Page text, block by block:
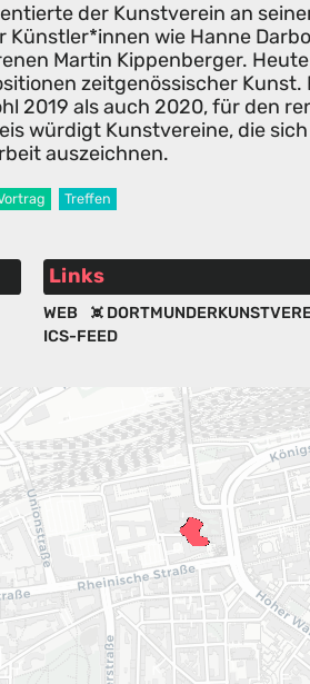
der Kunstverein an
wie Hanne
Martin Kippenberger.
zeitgenössischer
2019 als auch 2020, für den
würdigt Kunstvereine, die
auszeichnen.
Treffen
Links
WEB
ICS-FEED